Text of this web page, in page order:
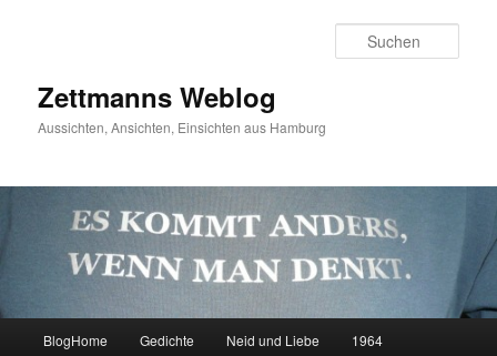
Zettmanns Weblog
Aussichten, Ansichten, Einsichten aus Hamburg
BlogHome Gedichte Neid und Liebe 1964